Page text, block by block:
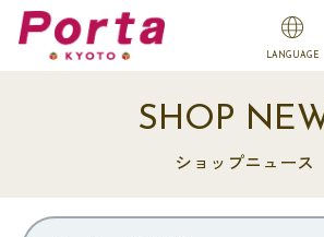
LANGUAGE
SHOP
ショップニュース